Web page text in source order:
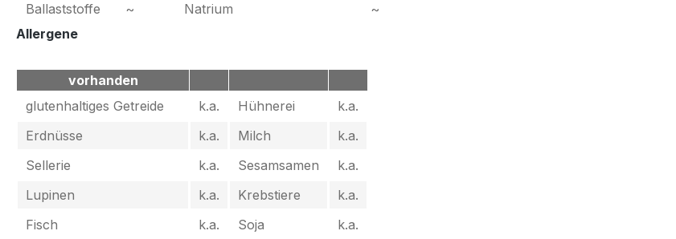
Ballaststoffe
~ Natrium
~
Allergene
vorhanden
glutenhaltiges Getreide
k.a. Hühnerei
k.a.
Erdnüsse
k.a. Milch
k.a.
Sellerie
k.a. Sesamsamen
k.a.
Lupinen
k.a. Krebstiere
k.a.
Fisch
k.a. Soja
k.a.